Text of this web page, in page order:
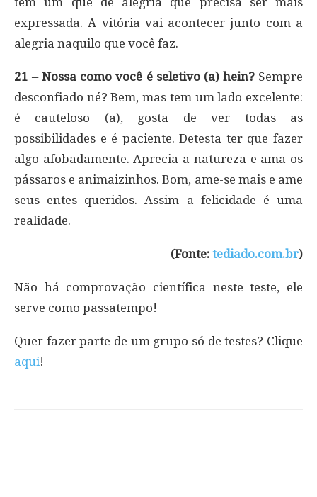
expressada. A vitória vai acontecer junto com a
alegria naquilo que você faz.
21 – Nossa como você é seletivo (a) hein?Sempre
desconfiado né? Bem, mas tem um lado excelente:
é cauteloso (a), gosta de ver todas as
possibilidades e é paciente. Detesta ter que fazer
algo afobadamente. Aprecia a natureza e ama os
pássaros e animaizinhos. Bom, ame-se mais e ame
seus entes queridos. Assim a felicidade é uma
realidade.
(Fonte: tediado.com.br)
Não há comprovação científica neste teste, ele
serve como passatempo!
Quer fazer parte de um grupo só de testes? Clique
aqui!